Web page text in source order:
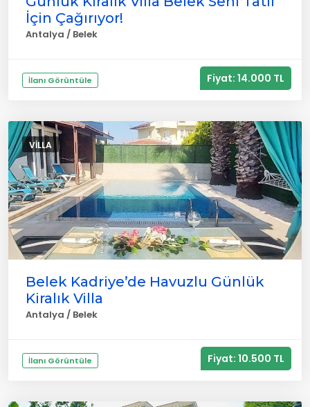
İçin Çağırıyor!
Antalya / Belek
İlanı Görüntüle Fiyat: 14.000 TL
VILLA
Belek Kadriye’de Havuzlu Günlük
Kiralık Villa
Antalya / Belek
İlanı Görüntüle Fiyat: 10.500 TL